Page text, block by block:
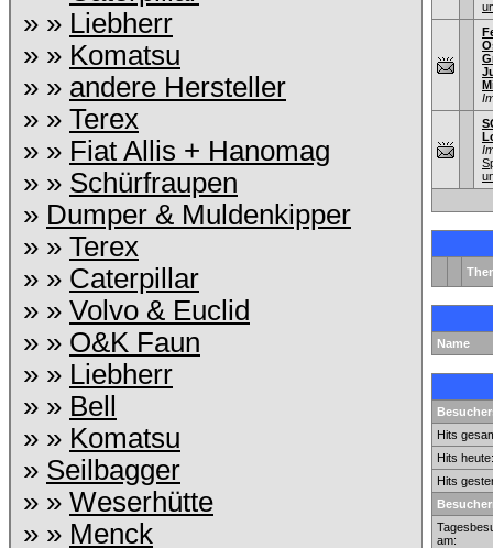
» » Liebherr
» » Komatsu
» » andere Hersteller
» » Terex
» » Fiat Allis + Hanomag
» » Schürfraupen
» Dumper & Muldenkipper
» » Terex
» » Caterpillar
» » Volvo & Euclid
» » O&K Faun
» » Liebherr
» » Bell
» » Komatsu
» Seilbagger
» » Weserhütte
» » Menck
Name
Hits
Hits heute:
Hits
am: